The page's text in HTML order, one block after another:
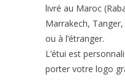
livré au Maroc
Marrakech,
ou à l’étranger.
L’étui est
porter votre logo